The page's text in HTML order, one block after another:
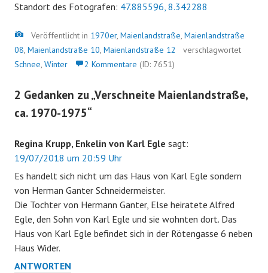
Standort des Fotografen: 47.885596, 8.342288
Bild
Veröffentlicht in 1970er, Maienlandstraße, Maienlandstraße
08, Maienlandstraße 10, Maienlandstraße 12
verschlagwortet
Schnee, Winter 2 Kommentare (ID: 7651)
2 Gedanken zu „Verschneite Maienlandstraße,
ca. 1970-1975“
Regina Krupp, Enkelin von Karl Egle sagt:
19/07/2018 um 20:59 Uhr
Es handelt sich nicht um das Haus von Karl Egle sondern
von Herman Ganter Schneidermeister.
Die Tochter von Hermann Ganter, Else heiratete Alfred
Egle, den Sohn von Karl Egle und sie wohnten dort. Das
Haus von Karl Egle befindet sich in der Rötengasse 6 neben
Haus Wider.
ANTWORTEN